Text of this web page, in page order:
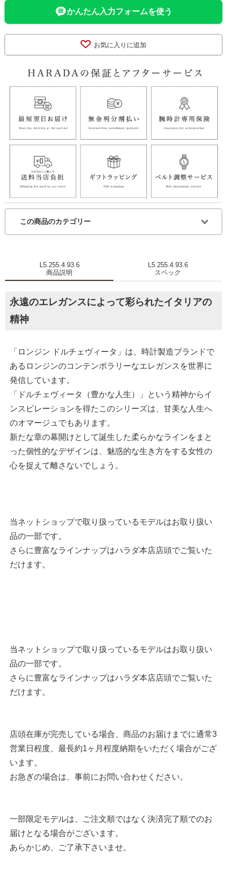
かんたん入力フォームを使う
お気に入りに追加
この商品のカテゴリー
L5.255.4.93.6
商品説明
L5.255.4.93.6
スペック
永遠のエレガンスによって彩られたイタリアの
精神
「ロンジン ドルチェヴィータ」は、時計製造ブランドで
あるロンジンのコンテンポラリーなエレガンスを世界に
発信しています。
「ドルチェヴィータ（豊かな人生）」という精神からイ
ンスピレーションを得たこのシリーズは、甘美な人生へ
のオマージュでもあります。
新たな章の幕開けとして誕生した柔らかなラインをまと
った個性的なデザインは、魅惑的な生き方をする女性の
心を捉えて離さないでしょう。
当ネットショップで取り扱っているモデルはお取り扱い
品の一部です。
さらに豊富なラインナップはハラダ本店店頭でご覧いた
だけます。
当ネットショップで取り扱っているモデルはお取り扱い
品の一部です。
さらに豊富なラインナップはハラダ本店店頭でご覧いた
だけます。
店頭在庫が完売している場合、商品のお届けまでに通常3
営業日程度、最長約1ヶ月程度納期をいただく場合がござ
います。
お急ぎの場合は、事前にお問い合わせください。
一部限定モデルは、ご注文順ではなく決済完了順でのお
届けとなる場合がございます。
あらかじめ、ご了承下さいませ。